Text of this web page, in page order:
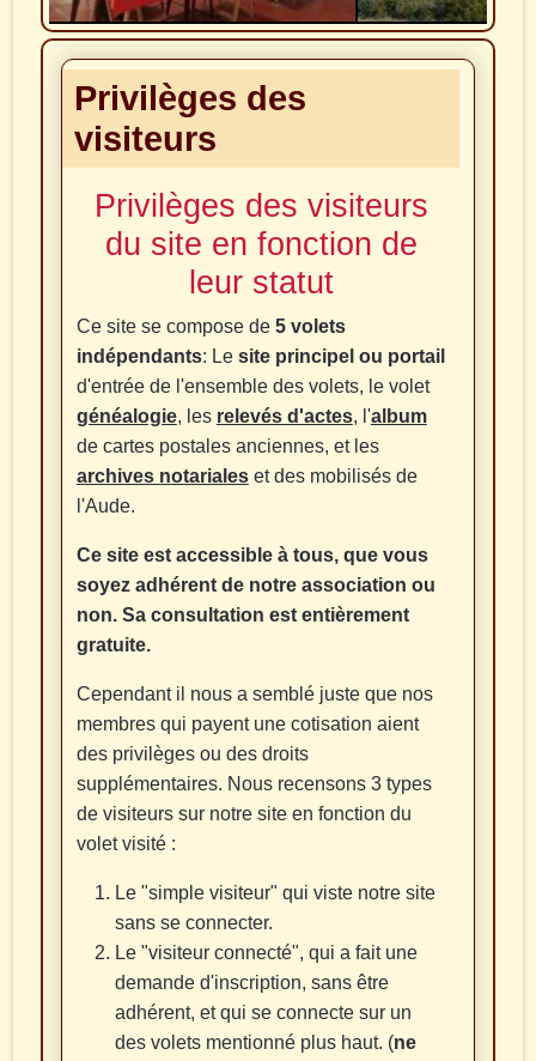
Privilèges des
visiteurs
Privilèges des visiteurs
du site en fonction de
leur statut
Ce site se compose de 5 volets
indépendants: Le site principel ou portail
d'entrée de l'ensemble des volets, le volet
généalogie, les relevés d'actes, l'album
de cartes postales anciennes, et les
archives notarialeset des mobilisés de
l'Aude.
Ce site est accessible à tous, que vous
soyez adhérent de notre association ou
non. Sa consultation est entièrement
gratuite.
Cependant il nous a semblé juste que nos
membres qui payent une cotisation aient
des privilèges ou des droits
supplémentaires. Nous recensons 3 types
de visiteurs sur notre site en fonction du
volet visité :
Le "simple visiteur" qui viste notre site
sans se connecter.
Le "visiteur connecté", qui a fait une
demande d'inscription, sans être
adhérent, et qui se connecte sur un
des volets mentionné plus haut. (ne